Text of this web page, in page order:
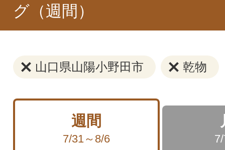
グ（週間）
山口県山陽小野田市 乾物
週間
7/31～8/6